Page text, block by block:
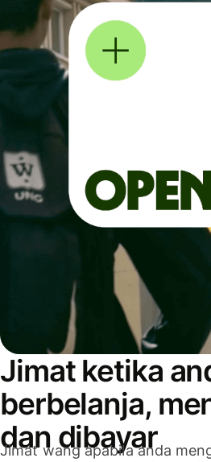
Jimat ketika
berbelanja,
dan dibayar
Jimat wang apabila anda